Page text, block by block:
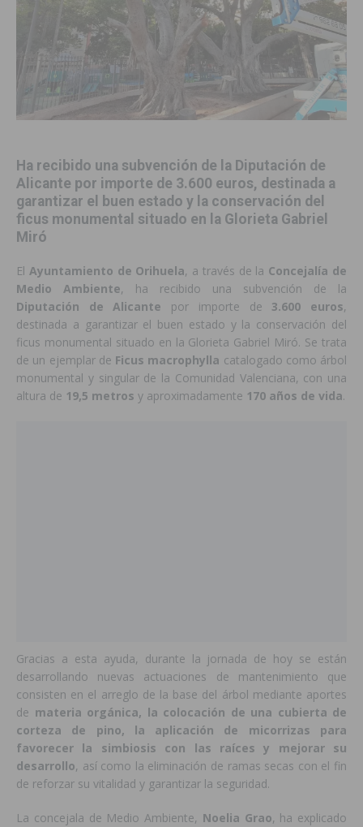
Ha recibido una subvención de la Diputación de
Alicante por importe de 3.600 euros, destinada a
garantizar el buen estado y la conservación del
ficus monumental situado en la Glorieta Gabriel
Miró
El Ayuntamiento de Orihuela, a través de la Concejalía de
Medio Ambiente, ha recibido una subvención de la
Diputación de Alicante por importe de 3.600 euros,
destinada a garantizar el buen estado y la conservación del
ficus monumental situado en la Glorieta Gabriel Miró. Se trata
de un ejemplar de Ficus macrophylla catalogado como árbol
monumental y singular de la Comunidad Valenciana, con una
altura de 19,5 metros y aproximadamente 170 años de vida.
Gracias a esta ayuda, durante la jornada de hoy se están
desarrollando nuevas actuaciones de mantenimiento que
consisten en el arreglo de la base del árbol mediante aportes
de materia orgánica, la colocación de una cubierta de
corteza de pino, la aplicación de micorrizas para
favorecer la simbiosis con las raíces y mejorar su
desarrollo, así como la eliminación de ramas secas con el fin
de reforzar su vitalidad y garantizar la seguridad.
La concejala de Medio Ambiente, Noelia Grao, ha explicado